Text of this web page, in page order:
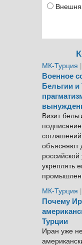
МК-Турция
Военное
Бельгии и
Визит
объясняют
укреплять
МК-Турция
Почему
Турции
Иран уже